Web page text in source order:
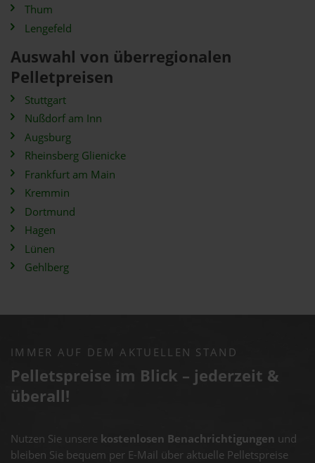
Thum
Lengefeld
Auswahl von überregionalen
Pelletpreisen
Stuttgart
Nußdorf am Inn
Augsburg
Rheinsberg Glienicke
Frankfurt am Main
Kremmin
Dortmund
Hagen
Lünen
Gehlberg
IMMER AUF DEM AKTUELLEN STAND
Pelletspreise im Blick – jederzeit &
überall!
Nutzen Sie unsere kostenlosen Benachrichtigungen und
bleiben Sie bequem per E-Mail über aktuelle Pelletspreise